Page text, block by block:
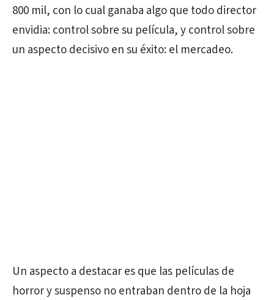
800 mil, con lo cual ganaba algo que todo director
envidia: control sobre su película, y control sobre
un aspecto decisivo en su éxito: el mercadeo.
Un aspecto a destacar es que las películas de
horror y suspenso no entraban dentro de la hoja